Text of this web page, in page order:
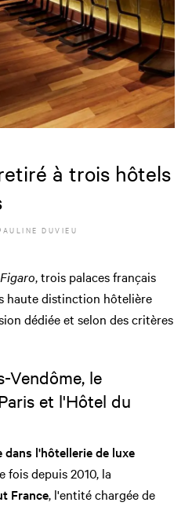
à trois hôtels
DUVIEU
Figaro, trois palaces français
haute distinction hôtelière
dédiée et selon des critères
Vendôme, le
et l'Hôtel du
dans l'hôtellerie de luxe
fois depuis 2010, la
France, l'entité chargée de